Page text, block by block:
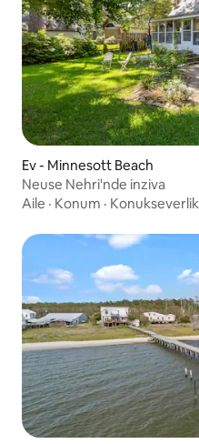
Ev - Minnesott Beach
Neuse Nehri'nde inziva
Aile · Konum · Konukseverlik